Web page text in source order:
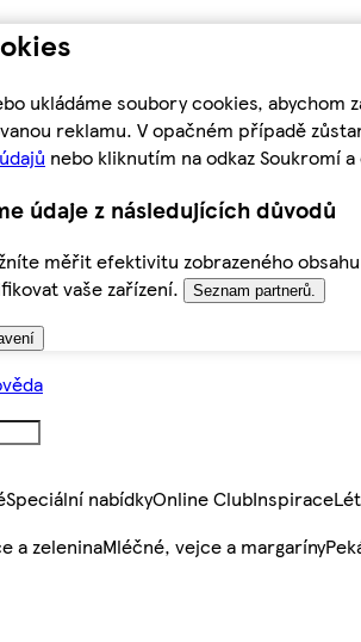
ukládáme soubory cookies,
reklamu. V opačném případě
nebo kliknutím na odkaz Soukromí
údaje z následujících důvodů
měřit efektivitu zobrazeného
vaše zařízení.
Seznam partnerů.
Speciální nabídkyOnline ClubInspirace
a zeleninaMléčné, vejce a margaríny